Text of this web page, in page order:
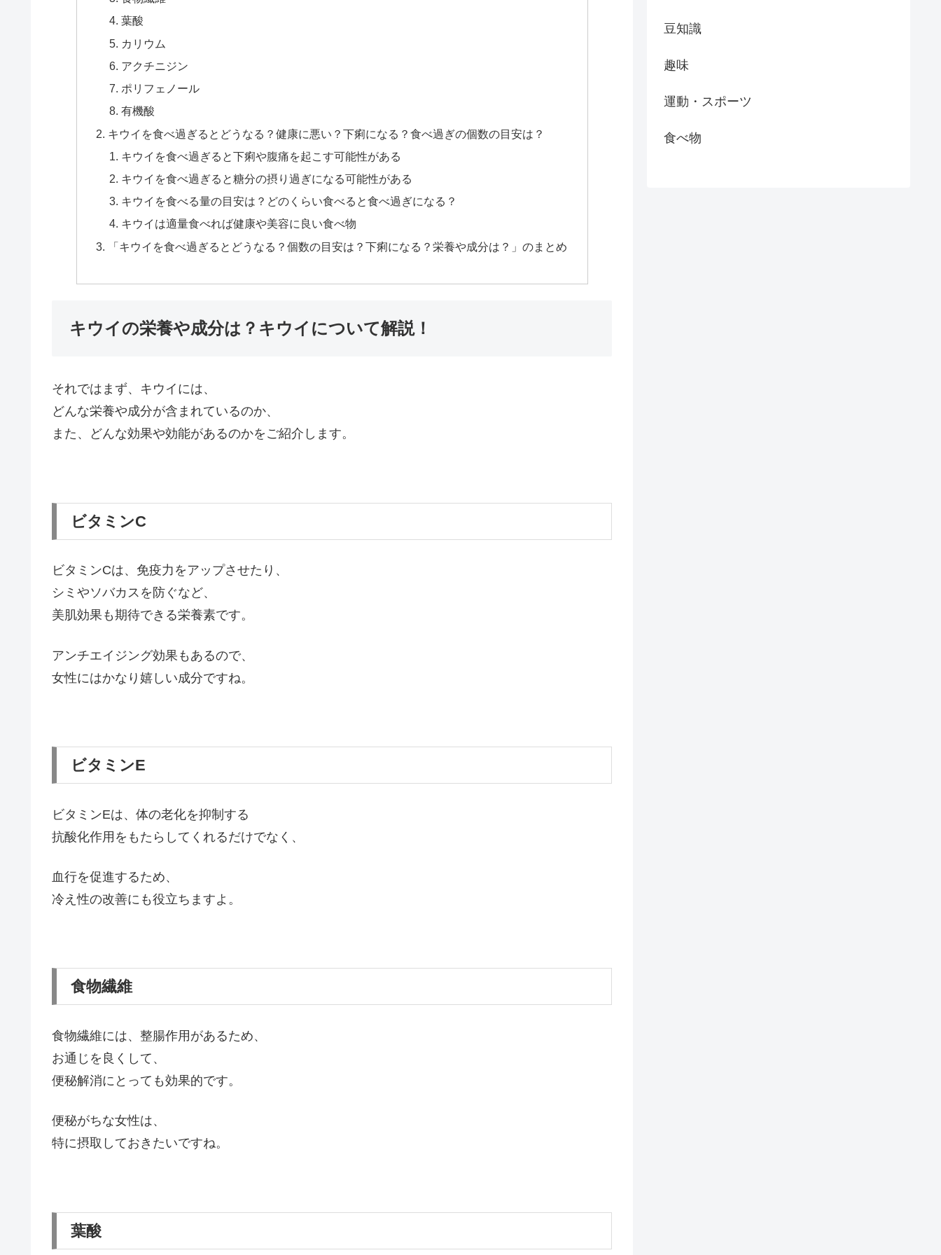
葉酸
カリウム
アクチニジン
ポリフェノール
有機酸
キウイを食べ過ぎるとどうなる？健康に悪い？下痢になる？食べ過ぎの個数の目安は？
キウイを食べ過ぎると下痢や腹痛を起こす可能性がある
キウイを食べ過ぎると糖分の摂り過ぎになる可能性がある
キウイを食べる量の目安は？どのくらい食べると食べ過ぎになる？
キウイは適量食べれば健康や美容に良い食べ物
「キウイを食べ過ぎるとどうなる？個数の目安は？下痢になる？栄養や成分は？」のまとめ
キウイの栄養や成分は？キウイについて解説！
それではまず、キウイには、
どんな栄養や成分が含まれているのか、
また、どんな効果や効能があるのかをご紹介します。
ビタミンC
ビタミンCは、免疫力をアップさせたり、
シミやソバカスを防ぐなど、
美肌効果も期待できる栄養素です。
アンチエイジング効果もあるので、
女性にはかなり嬉しい成分ですね。
ビタミンE
ビタミンEは、体の老化を抑制する
抗酸化作用をもたらしてくれるだけでなく、
血行を促進するため、
冷え性の改善にも役立ちますよ。
食物繊維
食物繊維には、整腸作用があるため、
お通じを良くして、
便秘解消にとっても効果的です。
便秘がちな女性は、
特に摂取しておきたいですね。
葉酸
豆知識
趣味
運動・スポーツ
食べ物